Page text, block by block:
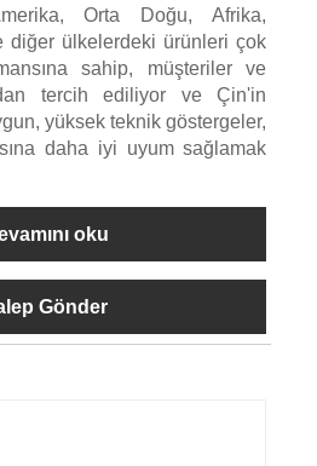
Orta Doğu, Afrika,
diğer ülkelerdeki ürünleri çok
sahip, müşteriler ve
tercih ediliyor ve Çin'in
yüksek teknik göstergeler,
daha iyi uyum sağlamak
oku
Gönder